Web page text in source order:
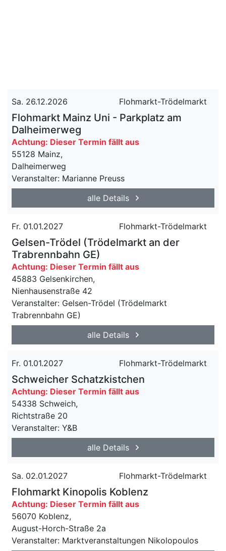
Sa. 26.12.2026 Flohmarkt-Trödelmarkt
Flohmarkt Mainz Uni - Parkplatz am
Dalheimerweg
Achtung: Dieser Termin fällt aus
55128 Mainz,
Dalheimerweg
Veranstalter: Marianne Preuss
alle Details
Fr. 01.01.2027 Flohmarkt-Trödelmarkt
Gelsen-Trödel (Trödelmarkt an der
Trabrennbahn GE)
Achtung: Dieser Termin fällt aus
45883 Gelsenkirchen,
Nienhausenstraße 42
Veranstalter: Gelsen-Trödel (Trödelmarkt
Trabrennbahn GE)
alle Details
Fr. 01.01.2027 Flohmarkt-Trödelmarkt
Schweicher Schatzkistchen
Achtung: Dieser Termin fällt aus
54338 Schweich,
Richtstraße 20
Veranstalter: Y&B
alle Details
Sa. 02.01.2027 Flohmarkt-Trödelmarkt
Flohmarkt Kinopolis Koblenz
Achtung: Dieser Termin fällt aus
56070 Koblenz,
August-Horch-Straße 2a
Veranstalter: Marktveranstaltungen Nikolopoulos